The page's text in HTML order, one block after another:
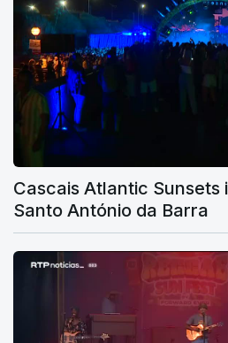
Cascais Atlantic Sunsets
Santo António da Barra